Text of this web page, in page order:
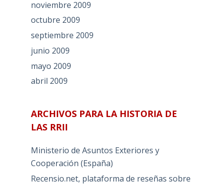
noviembre 2009
octubre 2009
septiembre 2009
junio 2009
mayo 2009
abril 2009
ARCHIVOS PARA LA HISTORIA DE
LAS RRII
Ministerio de Asuntos Exteriores y
Cooperación (España)
Recensio.net, plataforma de reseñas sobre